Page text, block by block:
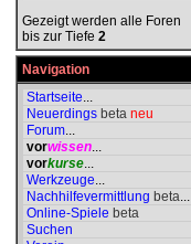
Gezeigt werden alle Foren
bis zur Tiefe 2
Navigation
Startseite...
Neuerdings beta neu
Forum...
vorwissen...
vorkurse...
Werkzeuge...
Nachhilfevermittlung beta...
Online-Spiele beta
Suchen